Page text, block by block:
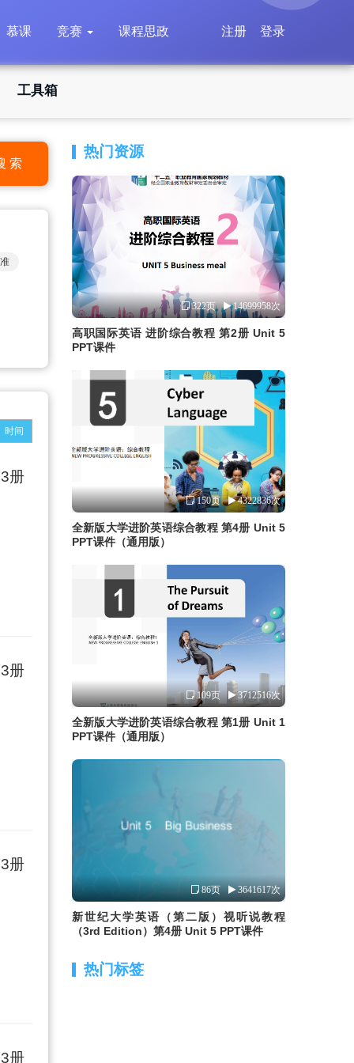
慕课 竞赛 课程思政 登录
注册
工具箱
索
时间
册
册
册
册
热门资源
322页 14699958次
高职国际英语 进阶综合教程 第2册 Unit 5
PPT课件
150页 4322836次
全新版大学进阶英语综合教程 第4册 Unit 5
PPT课件（通用版）
109页 3712516次
全新版大学进阶英语综合教程 第1册 Unit 1
PPT课件（通用版）
86页 3641617次
新世纪大学英语（第二版）视听说教程
（3rd Edition）第4册 Unit 5 PPT课件
热门标签